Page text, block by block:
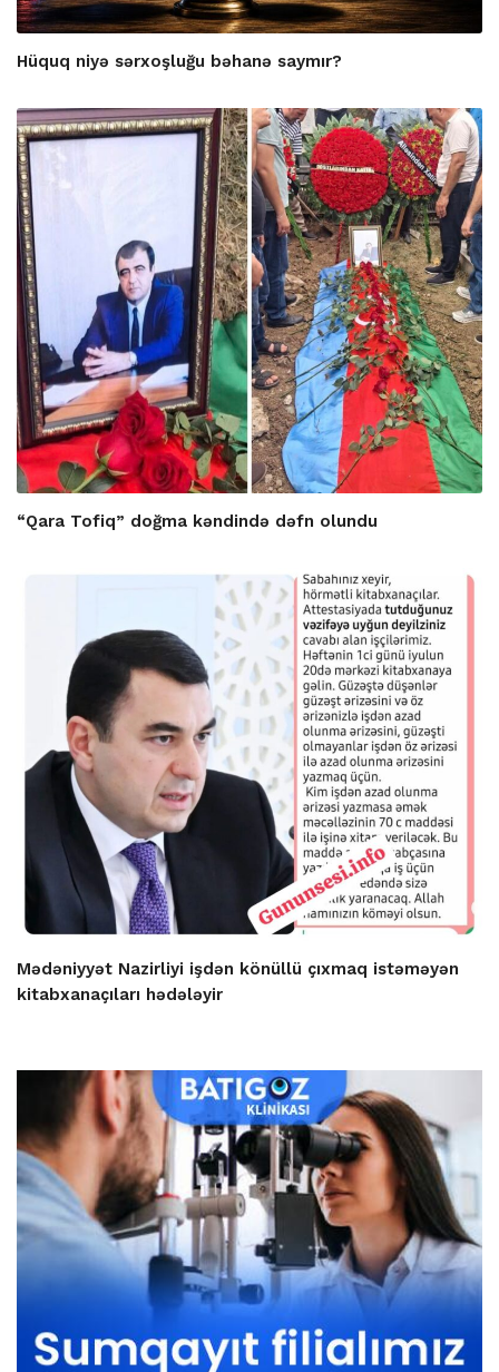
Hüquq niyə sərxoşluğu bəhanə saymır?
“Qara Tofiq” doğma kəndində dəfn olundu
Mədəniyyət Nazirliyi işdən könüllü çıxmaq istəməyən
kitabxanaçıları hədələyir